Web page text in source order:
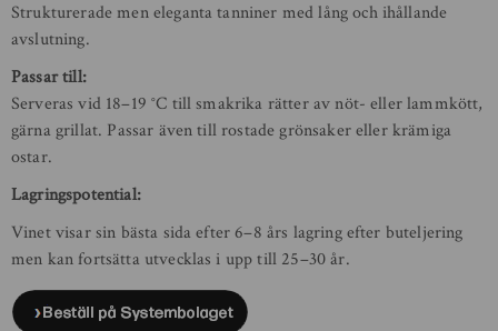
Strukturerade men eleganta tanniner med lång och ihållande
avslutning.
Passar till:
Serveras vid 18–19 °C till smakrika rätter av nöt- eller lammkött,
gärna grillat. Passar även till rostade grönsaker eller krämiga
ostar.
Lagringspotential:
Vinet visar sin bästa sida efter 6–8 års lagring efter buteljering
men kan fortsätta utvecklas i upp till 25–30 år.